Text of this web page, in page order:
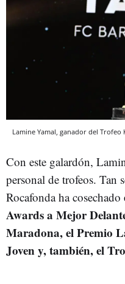
Lamine Yamal, ganador del Trofeo
Con este galardón,
personal de trofeos. Tan
Rocafonda ha cosechado
Awards a Mejor
Maradona, el Premio
Joven y, también, el